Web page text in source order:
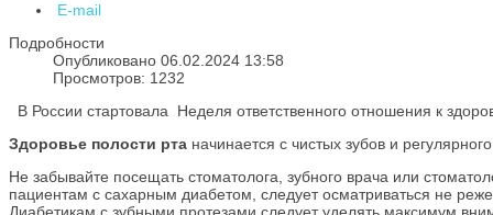
E-mail
Подробности
Опубликовано 06.02.2024 13:58
Просмотров: 1232
В России стартовала Неделя ответственного отношения к
Здоровье полости рта начинается с чистых зубов и
Не забывайте посещать стоматолога, зубного врача или
пациентам с сахарным диабетом, следует осматриваться не